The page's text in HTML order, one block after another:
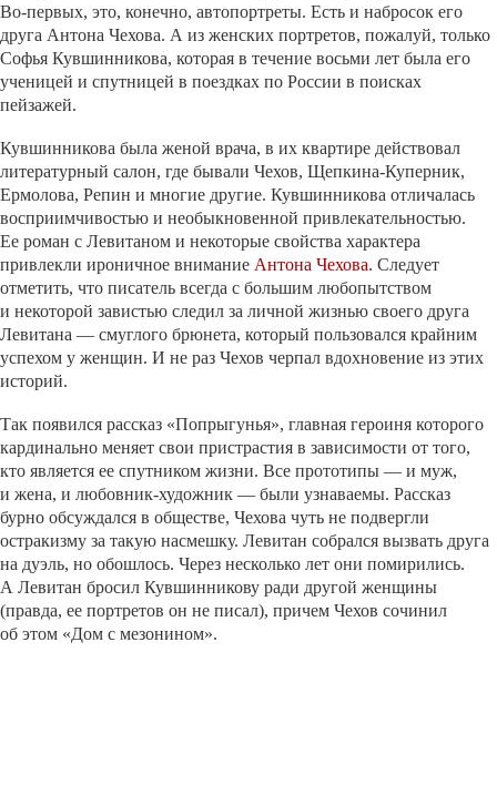
Во-первых, это, конечно, автопортреты. Есть и набросок его
друга Антона Чехова. А из женских портретов, пожалуй, только
Софья Кувшинникова, которая в течение восьми лет была его
ученицей и спутницей в поездках по России в поисках
пейзажей.
Кувшинникова была женой врача, в их квартире действовал
литературный салон, где бывали Чехов, Щепкина-Куперник,
Ермолова, Репин и многие другие. Кувшинникова отличалась
восприимчивостью и необыкновенной привлекательностью.
Ее роман с Левитаном и некоторые свойства характера
привлекли ироничное внимание Антона Чехова. Следует
отметить, что писатель всегда с большим любопытством
и некоторой завистью следил за личной жизнью своего друга
Левитана — смуглого брюнета, который пользовался крайним
успехом у женщин. И не раз Чехов черпал вдохновение из этих
историй.
Так появился рассказ «Попрыгунья», главная героиня которого
кардинально меняет свои пристрастия в зависимости от того,
кто является ее спутником жизни. Все прототипы — и муж,
и жена, и любовник-художник — были узнаваемы. Рассказ
бурно обсуждался в обществе, Чехова чуть не подвергли
остракизму за такую насмешку. Левитан собрался вызвать друга
на дуэль, но обошлось. Через несколько лет они помирились.
А Левитан бросил Кувшинникову ради другой женщины
(правда, ее портретов он не писал), причем Чехов сочинил
об этом «Дом с мезонином».